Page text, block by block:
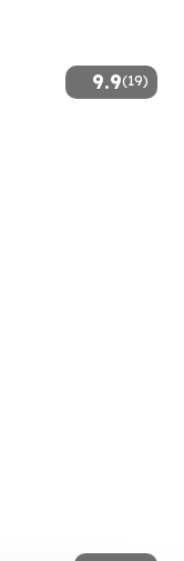
9.9(19)